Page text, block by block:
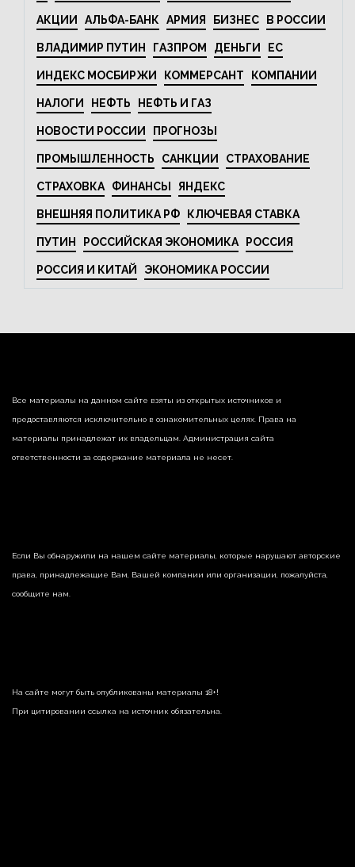
АКЦИИ АЛЬФА-БАНК АРМИЯ БИЗНЕС В РОССИИ
ВЛАДИМИР ПУТИН ГАЗПРОМ ДЕНЬГИ ЕС
ИНДЕКС МОСБИРЖИ КОММЕРСАНТ КОМПАНИИ
НАЛОГИ НЕФТЬ НЕФТЬ И ГАЗ
НОВОСТИ РОССИИ ПРОГНОЗЫ
ПРОМЫШЛЕННОСТЬ САНКЦИИ СТРАХОВАНИЕ
СТРАХОВКА ФИНАНСЫ ЯНДЕКС
ВНЕШНЯЯ ПОЛИТИКА РФ КЛЮЧЕВАЯ СТАВКА
ПУТИН РОССИЙСКАЯ ЭКОНОМИКА РОССИЯ
РОССИЯ И КИТАЙ ЭКОНОМИКА РОССИИ
Все материалы на данном сайте взяты из открытых источников и
предоставляются исключительно в ознакомительных целях. Права на
материалы принадлежат их владельцам. Администрация сайта
ответственности за содержание материала не несет.
Если Вы обнаружили на нашем сайте материалы, которые нарушают авторские
права, принадлежащие Вам, Вашей компании или организации, пожалуйста,
сообщите нам.
На сайте могут быть опубликованы материалы 18+!
При цитировании ссылка на источник обязательна.